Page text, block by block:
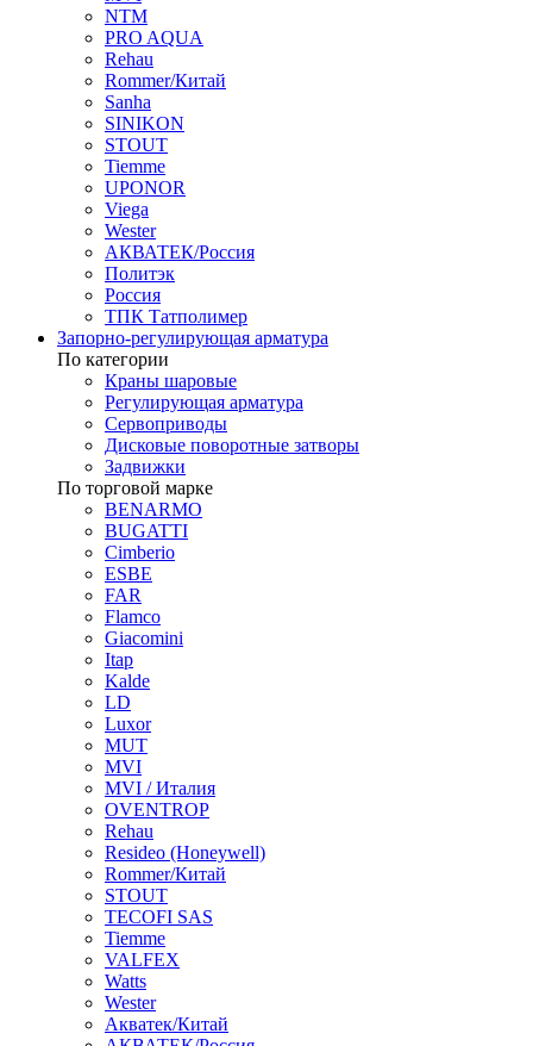
NTM
PRO AQUA
Rehau
Rommer/Китай
Sanha
SINIKON
STOUT
Tiemme
UPONOR
Viega
Wester
АКВАТЕК/Россия
Политэк
Россия
ТПК Татполимер
Запорно-регулирующая арматура
По категории
Краны шаровые
Регулирующая арматура
Сервоприводы
Дисковые поворотные затворы
Задвижки
По торговой марке
BENARMO
BUGATTI
Cimberio
ESBE
FAR
Flamco
Giacomini
Itap
Kalde
LD
Luxor
MUT
MVI
MVI / Италия
OVENTROP
Rehau
Resideo (Honeywell)
Rommer/Китай
STOUT
TECOFI SAS
Tiemme
VALFEX
Watts
Wester
Акватек/Китай